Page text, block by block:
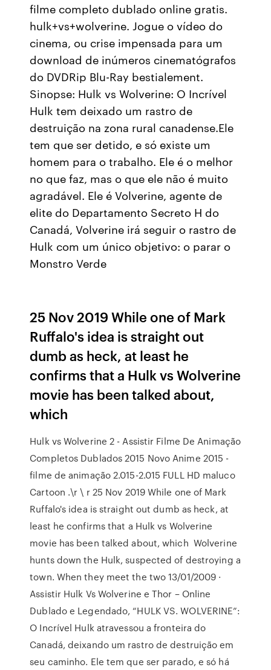
filme completo dublado online gratis.
hulk+vs+wolverine. Jogue o vídeo do
cinema, ou crise impensada para um
download de inúmeros cinematógrafos
do DVDRip Blu-Ray bestialement.
Sinopse: Hulk vs Wolverine: O Incrível
Hulk tem deixado um rastro de
destruição na zona rural canadense.Ele
tem que ser detido, e só existe um
homem para o trabalho. Ele é o melhor
no que faz, mas o que ele não é muito
agradável. Ele é Volverine, agente de
elite do Departamento Secreto H do
Canadá, Volverine irá seguir o rastro de
Hulk com um único objetivo: o parar o
Monstro Verde
25 Nov 2019 While one of Mark
Ruffalo's idea is straight out
dumb as heck, at least he
confirms that a Hulk vs Wolverine
movie has been talked about,
which
Hulk vs Wolverine 2 - Assistir Filme De Animação
Completos Dublados 2015 Novo Anime 2015 -
filme de animação 2.015-2.015 FULL HD maluco
Cartoon .\r \ r 25 Nov 2019 While one of Mark
Ruffalo's idea is straight out dumb as heck, at
least he confirms that a Hulk vs Wolverine
movie has been talked about, which Wolverine
hunts down the Hulk, suspected of destroying a
town. When they meet the two 13/01/2009 ·
Assistir Hulk Vs Wolverine e Thor – Online
Dublado e Legendado, “HULK VS. WOLVERINE”:
O Incrível Hulk atravessou a fronteira do
Canadá, deixando um rastro de destruição em
seu caminho. Ele tem que ser parado, e só há